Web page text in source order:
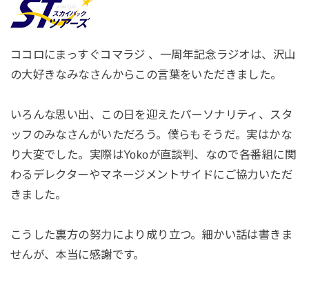
ココロにまっすぐコマラジ 、一周年記念ラジオは、沢山
の大好きなみなさんからこの言葉をいただきました。
いろんな思い出、この日を迎えたパーソナリティ、スタ
ッフのみなさんがいただろう。僕らもそうだ。実はかな
り大変でした。実際はYokoが直談判、なので各番組に関
わるデレクターやマネージメントサイドにご協力いただ
きました。
こうした裏方の努力により成り立つ。細かい話は書きま
せんが、本当に感謝です。